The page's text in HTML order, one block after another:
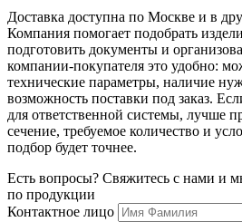
Доставка доступна по Москве и в
Компания помогает подобрать
подготовить документы и
компании-покупателя это удобно:
технические параметры, наличие
возможность поставки под заказ.
для ответственной системы, лучше
сечение, требуемое количество и
подбор будет точнее.
Есть вопросы? Свяжитесь с нами и
по продукции
Контактное лицо